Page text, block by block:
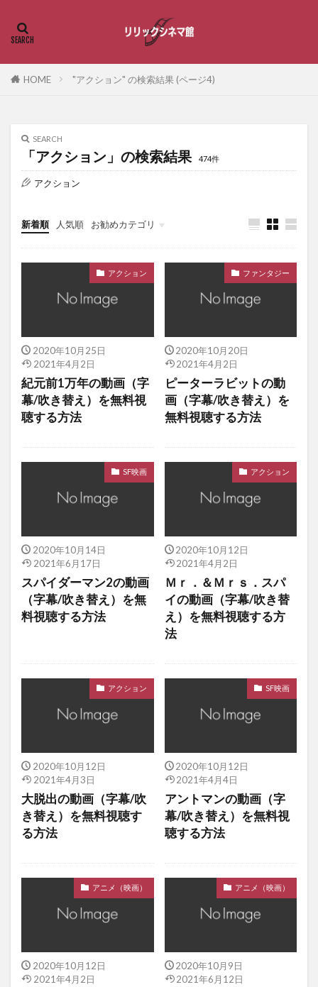
HOME "アクション" の検索結果 (ページ4)
SEARCH
「アクション」の検索結果 474件
アクション
新着順 人気順 お勧めカテゴリ
恋愛・ラブストーリー
アクション
2020年10月25日
2021年4月2日
紀元前1万年の動画（字
幕/吹き替え）を無料視
聴する方法
ファンタジー
2020年10月20日
2021年4月2日
ピーターラビットの動
画（字幕/吹き替え）を
無料視聴する方法
SF映画
2020年10月14日
2021年6月17日
スパイダーマン2の動画
（字幕/吹き替え）を無
料視聴する方法
アクション
2020年10月12日
2021年4月2日
Ｍｒ．＆Ｍｒｓ．スパ
イの動画（字幕/吹き替
え）を無料視聴する方
法
アクション
2020年10月12日
2021年4月3日
大脱出の動画（字幕/吹
き替え）を無料視聴す
る方法
SF映画
2020年10月12日
2021年4月4日
アントマンの動画（字
幕/吹き替え）を無料視
聴する方法
アニメ（映画）
2020年10月12日
2021年4月2日
アニメ（映画）
2020年10月9日
2021年6月12日